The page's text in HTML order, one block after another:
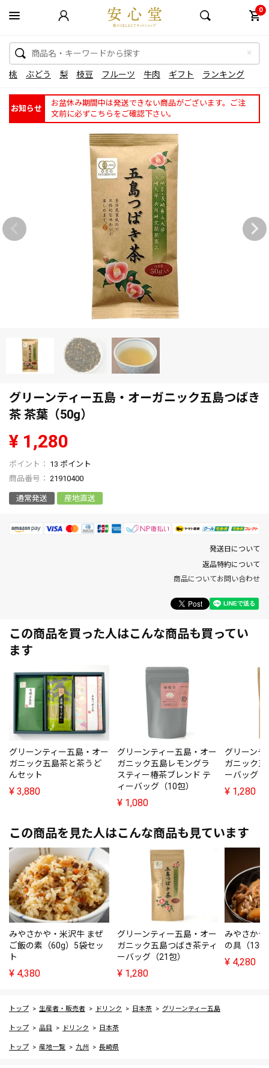
0
桃 ぶどう 梨 枝豆 フルーツ 牛肉 ギフト ランキング
お知らせ
お盆休み期間中は発送できない商品がございます。ご注
文前に必ずこちらをご確認下さい。
グリーンティー五島・オーガニック五島つばき
茶 茶葉（50g）
¥ 1,280
13 ポイント
商品番号
21910400
通常発送 産地直送
発送日について
返品特約について
商品についてお問い合わせ
この商品を買った人はこんな商品も買ってい
ます
グリーンティー五島・オー
ガニック五島茶と茶うど
んセット
¥ 3,880
グリーンティー五島・オー
ガニック五島レモングラ
スティー椿茶ブレンド テ
ィーバッグ（10包）
¥ 1,080
グリーンテ
ガニック
ーバッグ（
¥ 1,280
この商品を見た人はこんな商品も見ています
みやさかや・米沢牛 まぜ
ご飯の素（60g）5袋セッ
ト
¥ 4,380
グリーンティー五島・オー
ガニック五島つばき茶ティ
ーバッグ（21包）
¥ 1,280
みやさか
の具（
¥ 4,280
トップ 生産者・販売者 ドリンク 日本茶 グリーンティー五島
トップ 品目 ドリンク 日本茶
トップ 産地一覧 九州 長崎県